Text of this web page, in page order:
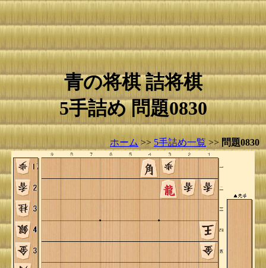
青の将棋 詰将棋
5手詰め 問題0830
ホーム >> 5手詰め一覧 >> 問題0830